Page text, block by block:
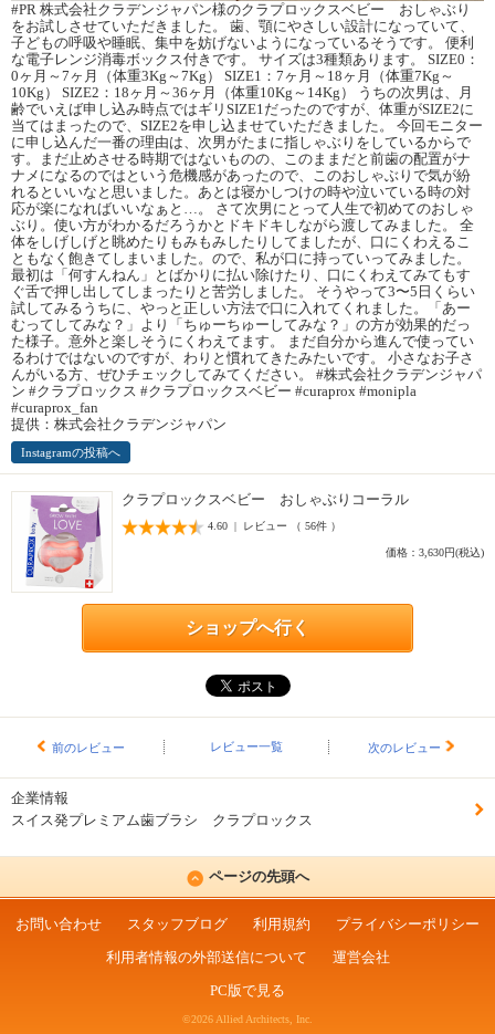
#PR 株式会社クラデンジャパン様のクラプロックスベビー おしゃぶり
をお試しさせていただきました。 歯、顎にやさしい設計になっていて、
子どもの呼吸や睡眠、集中を妨げないようになっているそうです。 便利
な電子レンジ消毒ボックス付きです。 サイズは3種類あります。 SIZE0：
0ヶ月～7ヶ月（体重3Kg～7Kg） SIZE1：7ヶ月～18ヶ月（体重7Kg～
10Kg） SIZE2：18ヶ月～36ヶ月（体重10Kg～14Kg） うちの次男は、月
齢でいえば申し込み時点ではギリSIZE1だったのですが、体重がSIZE2に
当てはまったので、SIZE2を申し込ませていただきました。 今回モニター
に申し込んだ一番の理由は、次男がたまに指しゃぶりをしているからで
す。まだ止めさせる時期ではないものの、このままだと前歯の配置がナ
ナメになるのではという危機感があったので、このおしゃぶりで気が紛
れるといいなと思いました。あとは寝かしつけの時や泣いている時の対
応が楽になればいいなぁと…。 さて次男にとって人生で初めてのおしゃ
ぶり。使い方がわかるだろうかとドキドキしながら渡してみました。 全
体をしげしげと眺めたりもみもみしたりしてましたが、口にくわえるこ
ともなく飽きてしまいました。ので、私が口に持っていってみました。
最初は「何すんねん」とばかりに払い除けたり、口にくわえてみてもす
ぐ舌で押し出してしまったりと苦労しました。 そうやって3〜5日くらい
試してみるうちに、やっと正しい方法で口に入れてくれました。「あー
むってしてみな？」より「ちゅーちゅーしてみな？」の方が効果的だっ
た様子。意外と楽しそうにくわえてます。 まだ自分から進んで使ってい
るわけではないのですが、わりと慣れてきたみたいです。 小さなお子さ
んがいる方、ぜひチェックしてみてください。 #株式会社クラデンジャパ
ン #クラプロックス #クラプロックスベビー #curaprox #monipla
#curaprox_fan
提供：株式会社クラデンジャパン
Instagramの投稿へ
クラプロックスベビー おしゃぶりコーラル
4.60 | レビュー （ 56件 ）
価格：3,630円(税込)
ショップへ行く
前のレビュー レビュー一覧 次のレビュー
企業情報
スイス発プレミアム歯ブラシ クラプロックス
ページの先頭へ
お問い合わせ スタッフブログ 利用規約
プライバシーポリシー
利用者情報の外部送信について
運営会社
PC版で見る
©2026 Allied Architects, Inc.